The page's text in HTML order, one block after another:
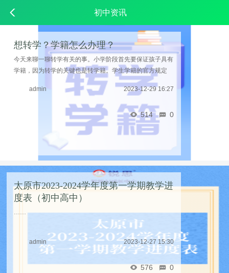
初中资讯
想转学？学籍怎么办理？
今天来聊一聊转学有关的事。小学阶段首先要保证孩子具有
学籍，因为转学的关键也是转学籍。学生学籍的官方规定
是“学校收录，属地监控，分级审核，全省联网，小学入学
建档，各学段随转”，展开来说就是：学生学籍要按 ...……
admin 2023-12-29 16:27
514 0
太原市2023-2024学年度第一学期教学进
度表（初中高中）
admin 2023-12-27 15:30
576 0